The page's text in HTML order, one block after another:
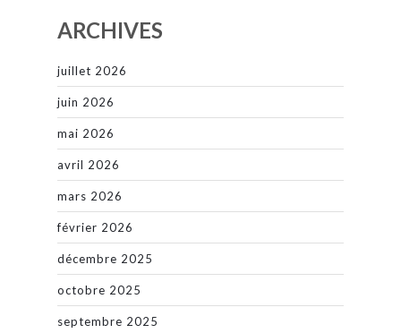
ARCHIVES
juillet 2026
juin 2026
mai 2026
avril 2026
mars 2026
février 2026
décembre 2025
octobre 2025
septembre 2025